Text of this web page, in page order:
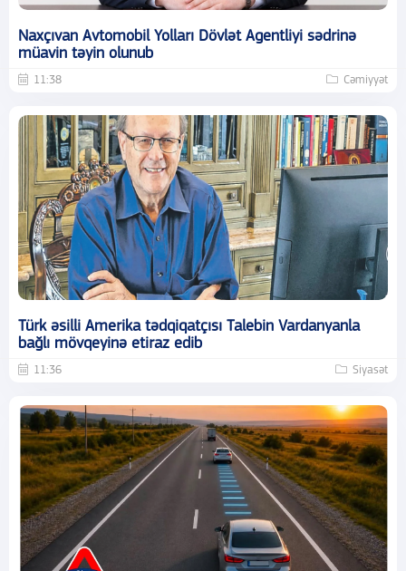
Naxçıvan Avtomobil Yolları Dövlət Agentliyi sədrinə
müavin təyin olunub
11:38 Cəmiyyət
Türk əsilli Amerika tədqiqatçısı Talebin Vardanyanla
bağlı mövqeyinə etiraz edib
11:36 Siyasət